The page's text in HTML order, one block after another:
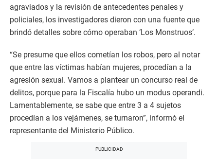
agraviados y la revisión de antecedentes penales y
policiales, los investigadores dieron con una fuente que
brindó detalles sobre cómo operaban ‘Los Monstruos’.
“Se presume que ellos cometían los robos, pero al notar
que entre las víctimas habían mujeres, procedían a la
agresión sexual. Vamos a plantear un concurso real de
delitos, porque para la Fiscalía hubo un modus operandi.
Lamentablemente, se sabe que entre 3 a 4 sujetos
procedían a los vejámenes, se turnaron”, informó el
representante del Ministerio Público.